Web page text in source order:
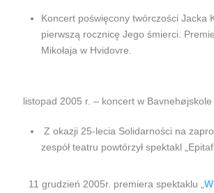
Koncert poświęcony twórczości Jacka
pierwszą rocznicę Jego śmierci.
Mikołaja w Hvidovre.
listopad 2005 r. – koncert w Bavnehøjskole
Z okazji 25-lecia Solidarności na
zespół teatru powtórzył spektakl
11 grudzień 2005r. premiera spektaklu „